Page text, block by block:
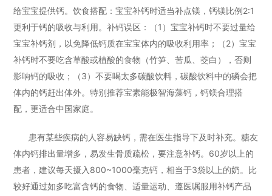
给宝宝提供钙。饮食搭配：宝宝补钙时适当补点镁，钙镁比例2:1
更利于钙的吸收与利用。补钙误区：（1）宝宝补钙时不要过量给
宝宝补钙剂，以免降低钙质在宝宝体内的吸收利用率；（2）宝宝
补钙时不要吃含草酸或植酸的食物（竹笋、苦瓜、茭白），否则
影响钙的吸收；（3）不要喝太多碳酸饮料，碳酸饮料中的磷会把
体内的钙赶出体外。特别推荐宝素能极智海藻钙，钙镁合理搭
配，更适合中国家庭。
患有某些疾病的人容易缺钙，需在医生指导下及时补充。糖友
体内钙排出量增多，易发生骨质疏松，要注意补钙。60岁以上的
患者，建议每天摄入800~1000毫克钙，相当于3袋以上的奶。比
较好通过如多吃富含钙的食物、适量运动、遵医嘱服用补钙产品